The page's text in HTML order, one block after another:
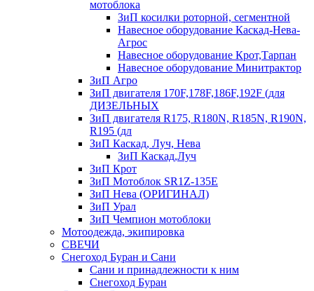
мотоблока
ЗиП косилки роторной, сегментной
Навесное оборудование Каскад-Нева-
Агрос
Навесное оборудование Крот,Тарпан
Навесное оборудование Минитрактор
ЗиП Агро
ЗиП двигателя 170F,178F,186F,192F (для
ДИЗЕЛЬНЫХ
ЗиП двигателя R175, R180N, R185N, R190N,
R195 (дл
ЗиП Каскад, Луч, Нева
ЗиП Каскад,Луч
ЗиП Крот
ЗиП Мотоблок SR1Z-135E
ЗиП Нева (ОРИГИНАЛ)
ЗиП Урал
ЗиП Чемпион мотоблоки
Мотоодежда, экипировка
СВЕЧИ
Снегоход Буран и Сани
Сани и принадлежности к ним
Снегоход Буран